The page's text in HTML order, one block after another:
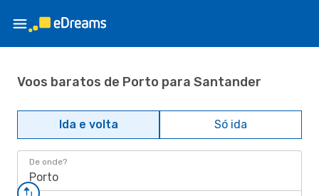
Voos baratos de Porto para Santander
Ida e volta Só ida
De onde?
Porto